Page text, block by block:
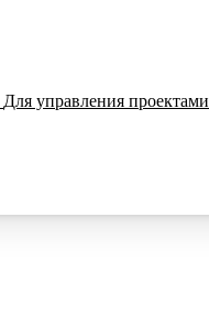
Для управления проектами